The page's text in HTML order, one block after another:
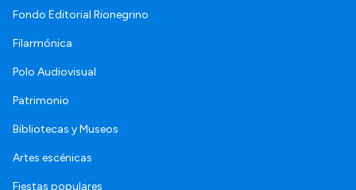
Fondo Editorial Rionegrino
Filarmónica
Polo Audiovisual
Patrimonio
Bibliotecas y Museos
Artes escénicas
Fiestas populares